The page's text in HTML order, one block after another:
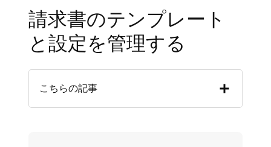
請求書のテンプレート
と設定を管理する
こちらの記事